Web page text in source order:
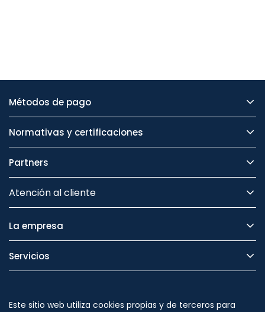
Métodos de pago
Normativas y certificaciones
Partners
Atención al cliente
La empresa
Servicios
Este sitio web utiliza cookies propias y de terceros para